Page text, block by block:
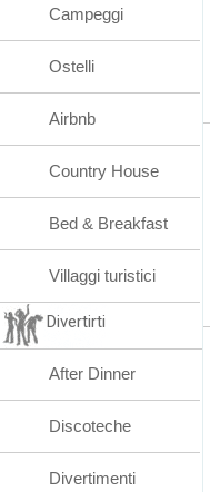
Campeggi
Ostelli
Airbnb
Country House
Bed & Breakfast
Villaggi turistici
Divertirti
After Dinner
Discoteche
Divertimenti